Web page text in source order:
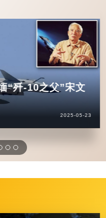
“歼-10之父”宋文
2025-05-23